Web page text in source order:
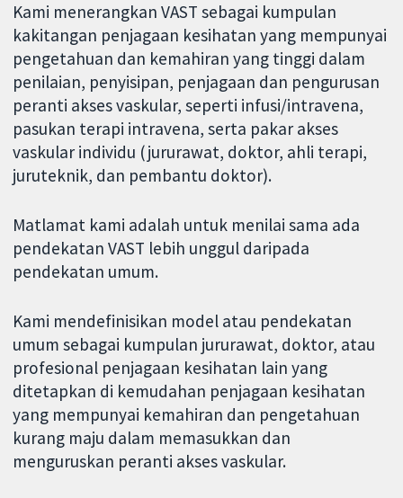
Kami menerangkan VAST sebagai kumpulan
kakitangan penjagaan kesihatan yang mempunyai
pengetahuan dan kemahiran yang tinggi dalam
penilaian, penyisipan, penjagaan dan pengurusan
peranti akses vaskular, seperti infusi/intravena,
pasukan terapi intravena, serta pakar akses
vaskular individu (jururawat, doktor, ahli terapi,
juruteknik, dan pembantu doktor).
Matlamat kami adalah untuk menilai sama ada
pendekatan VAST lebih unggul daripada
pendekatan umum.
Kami mendefinisikan model atau pendekatan
umum sebagai kumpulan jururawat, doktor, atau
profesional penjagaan kesihatan lain yang
ditetapkan di kemudahan penjagaan kesihatan
yang mempunyai kemahiran dan pengetahuan
kurang maju dalam memasukkan dan
menguruskan peranti akses vaskular.